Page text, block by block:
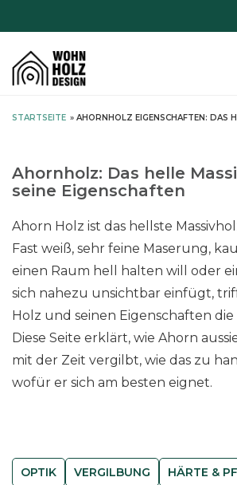
STARTSEITE » AHORNHOLZ EIGENSCHAFTEN: DAS
Ahornholz: Das helle
seine Eigenschaften
Ahorn Holz ist das hellste
Fast weiß, sehr feine Maserung,
einen Raum hell halten will oder
sich nahezu unsichtbar einfügt,
Holz und seinen Eigenschaften
Diese Seite erklärt, wie Ahorn
mit der Zeit vergilbt, wie das zu
wofür er sich am besten eignet.
OPTIK VERGILBUNG HÄRTE &